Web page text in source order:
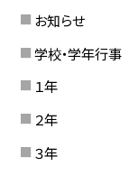
お知らせ
学校・学年行事
１年
２年
３年